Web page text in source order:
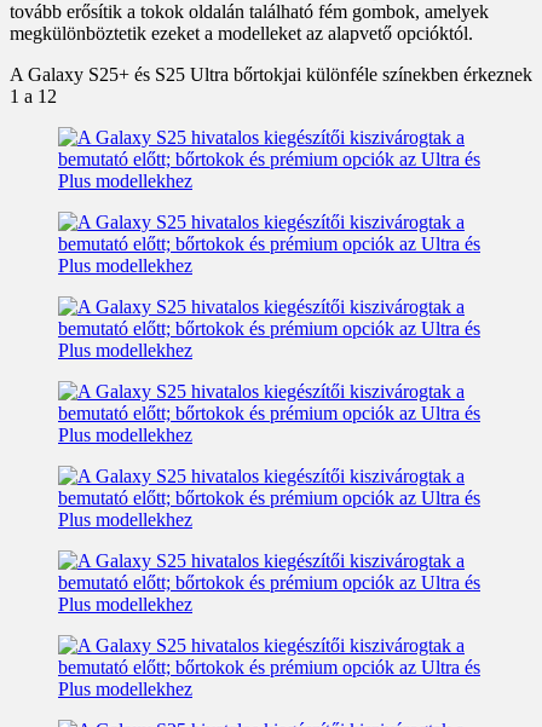
tovább erősítik a tokok oldalán található fém gombok, amelyek
megkülönböztetik ezeket a modelleket az alapvető opcióktól.
A Galaxy S25+ és S25 Ultra bőrtokjai különféle színekben érkeznek
1 a 12